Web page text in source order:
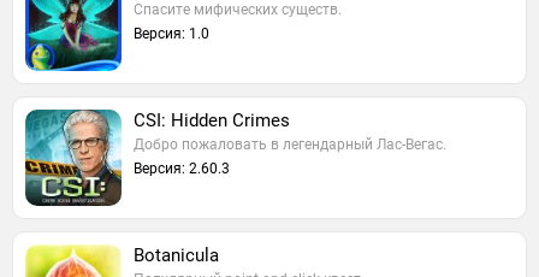
Спасите мифических существ.
Версия: 1.0
CSI: Hidden Crimes
Добро пожаловать в легендарный Лас-Вегас.
Версия: 2.60.3
Botanicula